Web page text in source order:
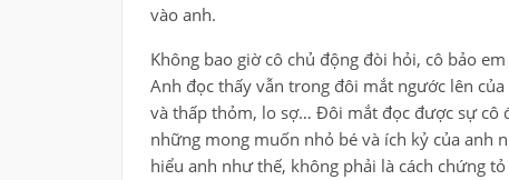
vào anh.
Không bao giờ cô chủ động đòi hỏi, cô bảo
Anh đọc thấy vẫn trong đôi mắt ngước lên
và thấp thỏm, lo sợ… Đôi mắt đọc được sự cô
những mong muốn nhỏ bé và ích kỷ của anh
hiểu anh như thế, không phải là cách chứng